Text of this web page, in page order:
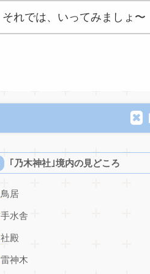
それでは、いってみましょ〜
｢乃木神社｣境内の見どころ
鳥居
手水舎
社殿
雷神木